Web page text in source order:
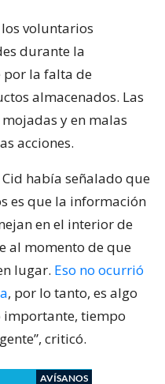
voluntarios
durante la
por la falta de
almacenados. Las
y en malas
acciones.
había señalado que
es que la información
en el interior de
al momento de que
lugar. Eso no ocurrió
, por lo tanto, es algo
importante, tiempo
criticó.
AVÍSANOS